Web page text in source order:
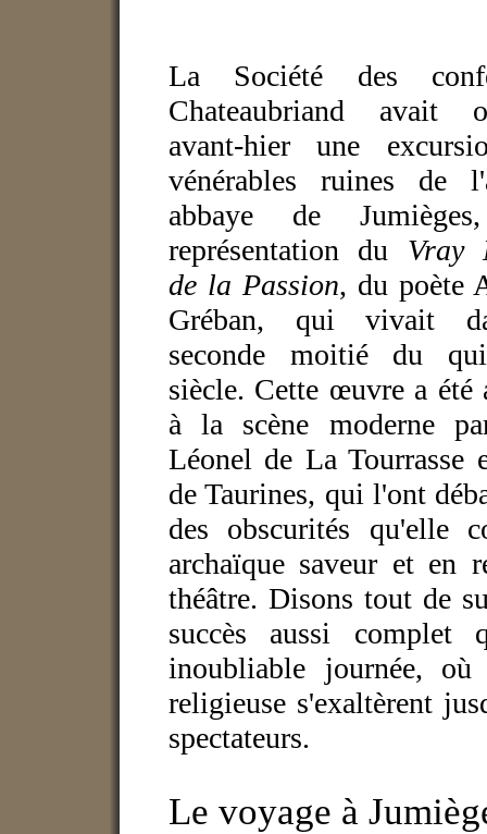
La Société des
Chateaubriand avait
avant-hier une
vénérables ruines de
abbaye de
représentation du Vray
de la Passion, du poète
Gréban, qui vivait
seconde moitié du
siècle. Cette œuvre a été
à la scène moderne
Léonel de La Tourrasse
de Taurines, qui l'ont
des obscurités qu'elle
archaïque saveur et en
théâtre. Disons tout de
succès aussi
inoubliable journée,
religieuse s'exaltèrent
spectateurs.
Le voyage à